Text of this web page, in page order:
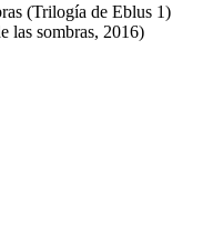
(Trilogía de Eblus 1)
las sombras, 2016)